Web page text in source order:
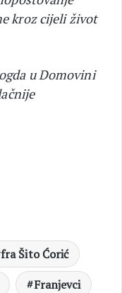
kroz cijeli život
u Domovini
fra Šito Ćorić
Franjevci